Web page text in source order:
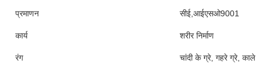
प्रमाणन सीई,आईएसओ9001
कार्य शरीर निर्माण
रंग चांदी के ग्रे, गहरे ग्रे, काले